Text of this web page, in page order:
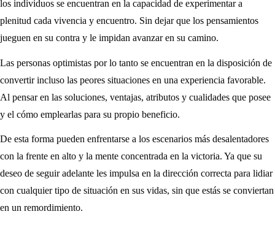
los individuos se encuentran en la capacidad de experimentar a
plenitud cada vivencia y encuentro. Sin dejar que los pensamientos
jueguen en su contra y le impidan avanzar en su camino.
Las personas optimistas por lo tanto se encuentran en la disposición de
convertir incluso las peores situaciones en una experiencia favorable.
Al pensar en las soluciones, ventajas, atributos y cualidades que posee
y el cómo emplearlas para su propio beneficio.
De esta forma pueden enfrentarse a los escenarios más desalentadores
con la frente en alto y la mente concentrada en la victoria. Ya que su
deseo de seguir adelante les impulsa en la dirección correcta para lidiar
con cualquier tipo de situación en sus vidas, sin que estás se conviertan
en un remordimiento.